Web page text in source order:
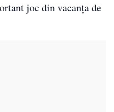
joc din vacanța de